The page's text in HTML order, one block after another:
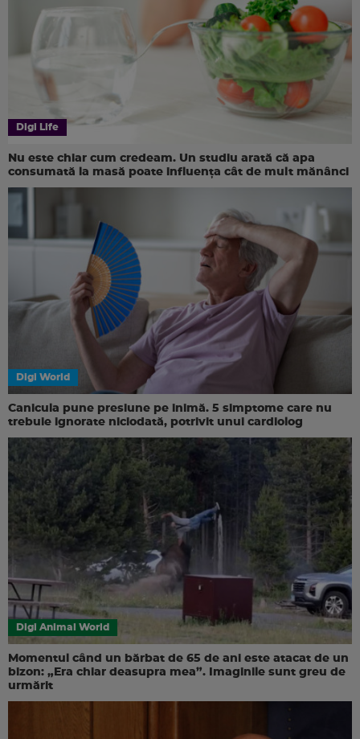
Digi Life
Nu este chiar cum credeam. Un studiu arată că apa
consumată la masă poate influența cât de mult mănânci
Digi World
Canicula pune presiune pe inimă. 5 simptome care nu
trebuie ignorate niciodată, potrivit unui cardiolog
Digi Animal World
Momentul când un bărbat de 65 de ani este atacat de un
bizon: „Era chiar deasupra mea”. Imaginile sunt greu de
urmărit